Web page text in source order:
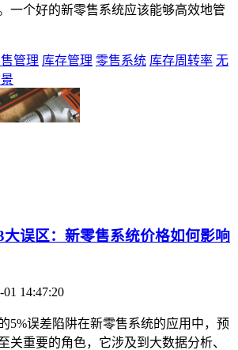
一个好的新零售系统应该能够高效地管
管理 库存管理 零售系统 库存周转率 无
大误区：新零售系统价格如何影响
01 14:47:20
5%误差陷阱在新零售系统的应用中，预
关重要的角色，它涉及到大数据分析、